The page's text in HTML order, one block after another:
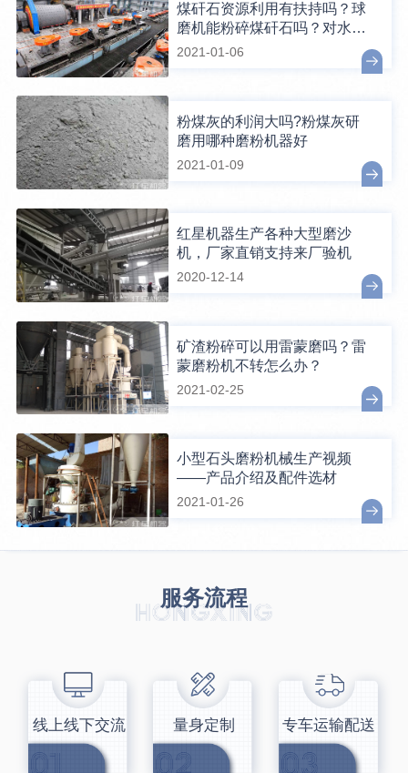
煤矸石资源利用有扶持吗？球
磨机能粉碎煤矸石吗？对水分
有要求吗？
2021-01-06
粉煤灰的利润大吗?粉煤灰研
磨用哪种磨粉机器好
2021-01-09
红星机器生产各种大型磨沙
机，厂家直销支持来厂验机
2020-12-14
矿渣粉碎可以用雷蒙磨吗？雷
蒙磨粉机不转怎么办？
2021-02-25
小型石头磨粉机械生产视频
——产品介绍及配件选材
2021-01-26
服务流程
线上线下交流 量身定制 专车运输配送